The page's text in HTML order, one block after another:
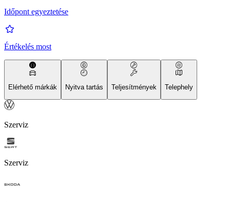
Időpont egyeztetése
Értékelés most
Elérhető márkák Nyitva tartás Teljesítmények Telephely
Szerviz
Szerviz